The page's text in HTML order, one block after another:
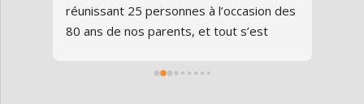
réunissant 25 personnes à l’occasion des
80 ans de nos parents, et tout s’est
domaine est superbe, très bien